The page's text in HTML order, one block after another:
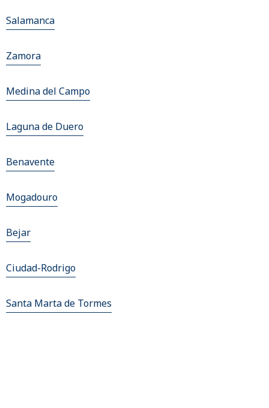
Salamanca
Zamora
Medina del Campo
Laguna de Duero
Benavente
Mogadouro
Bejar
Ciudad-Rodrigo
Santa Marta de Tormes